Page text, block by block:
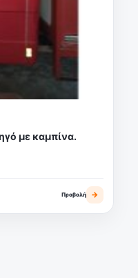
με καμπίνα.
Προβολή →